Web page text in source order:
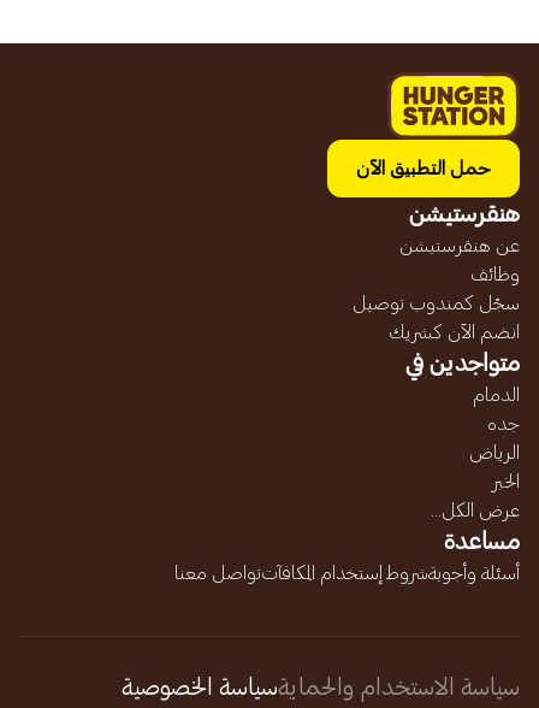
حمل التطبيق الآن
هنقرستيشن
عن هنقرستيشن
وظائف
سجّل كمندوب توصيل
انضم الآن كشريك
متواجدين في
الدمام
جده
الرياض
الخبر
عرض الكل...
مساعدة
أسئلة وأجوبةشروط إستخدام المكافآتتواصل معنا
سياسة الاستخدام والحمايةسياسة الخصوصية